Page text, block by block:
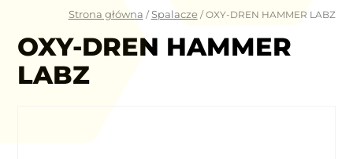
Strona główna /Spalacze/ OXY-DREN HAMMER LABZ
OXY-DREN HAMMER
LABZ